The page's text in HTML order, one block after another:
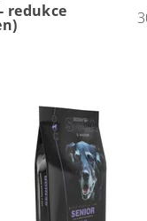
redukce